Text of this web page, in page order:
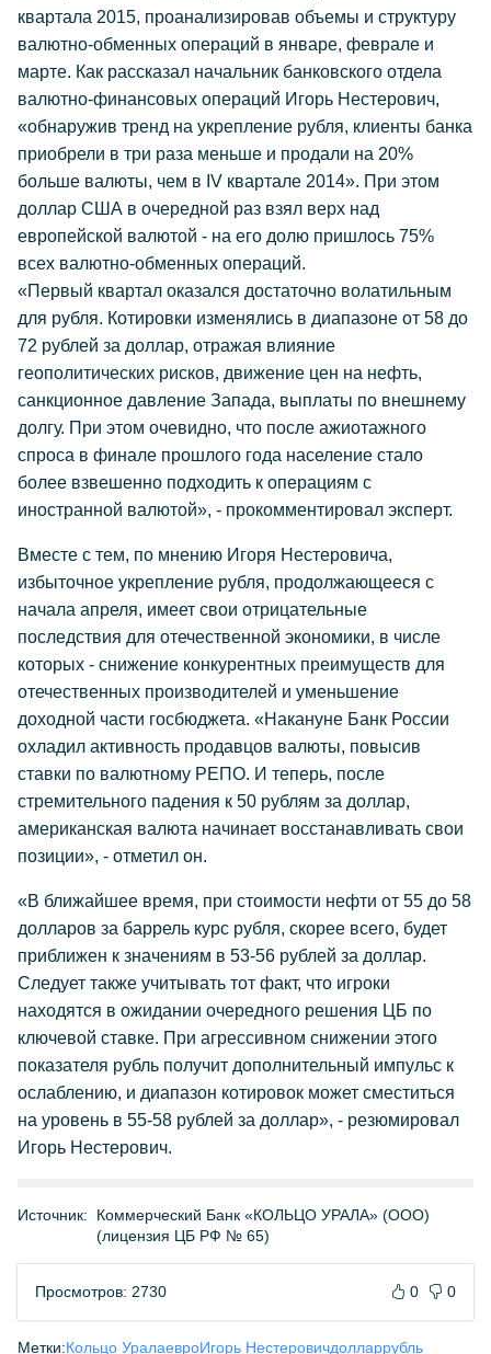
квартала 2015, проанализировав объемы и структуру
валютно-обменных операций в январе, феврале и
марте. Как рассказал начальник банковского отдела
валютно-финансовых операций Игорь Нестерович,
«обнаружив тренд на укрепление рубля, клиенты банка
приобрели в три раза меньше и продали на 20%
больше валюты, чем в IV квартале 2014». При этом
доллар США в очередной раз взял верх над
европейской валютой - на его долю пришлось 75%
всех валютно-обменных операций.
«Первый квартал оказался достаточно волатильным
для рубля. Котировки изменялись в диапазоне от 58 до
72 рублей за доллар, отражая влияние
геополитических рисков, движение цен на нефть,
санкционное давление Запада, выплаты по внешнему
долгу. При этом очевидно, что после ажиотажного
спроса в финале прошлого года население стало
более взвешенно подходить к операциям с
иностранной валютой», - прокомментировал эксперт.
Вместе с тем, по мнению Игоря Нестеровича,
избыточное укрепление рубля, продолжающееся с
начала апреля, имеет свои отрицательные
последствия для отечественной экономики, в числе
которых - снижение конкурентных преимуществ для
отечественных производителей и уменьшение
доходной части госбюджета. «Накануне Банк России
охладил активность продавцов валюты, повысив
ставки по валютному РЕПО. И теперь, после
стремительного падения к 50 рублям за доллар,
американская валюта начинает восстанавливать свои
позиции», - отметил он.
«В ближайшее время, при стоимости нефти от 55 до 58
долларов за баррель курс рубля, скорее всего, будет
приближен к значениям в 53-56 рублей за доллар.
Следует также учитывать тот факт, что игроки
находятся в ожидании очередного решения ЦБ по
ключевой ставке. При агрессивном снижении этого
показателя рубль получит дополнительный импульс к
ослаблению, и диапазон котировок может сместиться
на уровень в 55-58 рублей за доллар», - резюмировал
Игорь Нестерович.
Источник:
Коммерческий Банк «КОЛЬЦО УРАЛА» (ООО)
(лицензия ЦБ РФ № 65)
Просмотров: 2730 0 0
Метки:Кольцо УралаевроИгорь Нестеровичдолларрубль